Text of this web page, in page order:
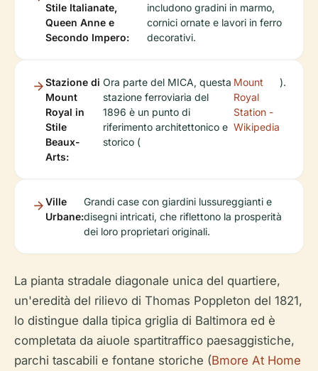
Stile Italianate,
Queen Anne e
Secondo Impero:
includono gradini in marmo,
cornici ornate e lavori in ferro
decorativi.
Stazione di
Mount
Royal in
Stile
Beaux-
Arts:
Ora parte del MICA, questa
stazione ferroviaria del
1896 è un punto di
riferimento architettonico e
storico (
Mount
Royal
Station -
Wikipedia
).
Ville
Urbane:
Grandi case con giardini lussureggianti e
disegni intricati, che riflettono la prosperità
dei loro proprietari originali.
La pianta stradale diagonale unica del quartiere,
un'eredità del rilievo di Thomas Poppleton del 1821,
lo distingue dalla tipica griglia di Baltimora ed è
completata da aiuole spartitraffico paesaggistiche,
parchi tascabili e fontane storiche (Bmore At Home